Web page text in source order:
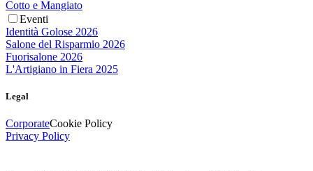
Cotto e Mangiato
Eventi
Identità Golose 2026
Salone del Risparmio 2026
Fuorisalone 2026
L'Artigiano in Fiera 2025
Legal
CorporateCookie Policy
Privacy Policy